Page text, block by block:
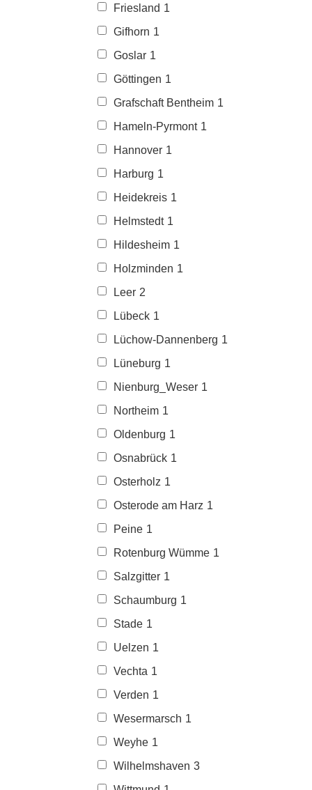
Friesland 1
Gifhorn 1
Goslar 1
Göttingen 1
Grafschaft Bentheim 1
Hameln-Pyrmont 1
Hannover 1
Harburg 1
Heidekreis 1
Helmstedt 1
Hildesheim 1
Holzminden 1
Leer 2
Lübeck 1
Lüchow-Dannenberg 1
Lüneburg 1
Nienburg_Weser 1
Northeim 1
Oldenburg 1
Osnabrück 1
Osterholz 1
Osterode am Harz 1
Peine 1
Rotenburg Wümme 1
Salzgitter 1
Schaumburg 1
Stade 1
Uelzen 1
Vechta 1
Verden 1
Wesermarsch 1
Weyhe 1
Wilhelmshaven 3